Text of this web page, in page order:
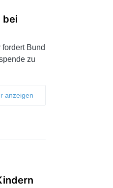
bei
Bund
zu
anzeigen